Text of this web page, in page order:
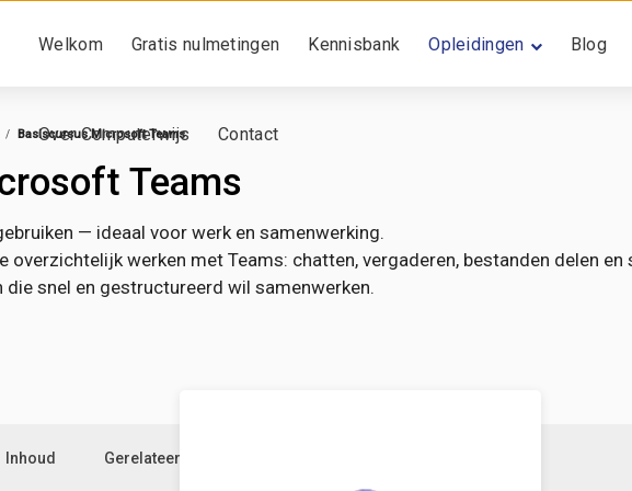
Welkom Gratis nulmetingen Kennisbank Opleidingen Blog
Over Computerwijs Contact
Basiscursus Microsoft Teams
Teams
— ideaal voor werk en samenwerking.
overzichtelijk werken met Teams: chatten, vergaderen, bestanden delen
snel en gestructureerd wil samenwerken.
Inhoud Gerelateerd